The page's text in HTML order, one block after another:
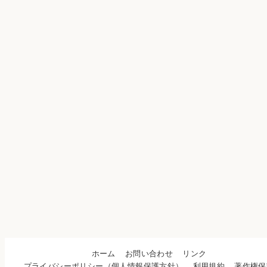
ホーム お問い合わせ
リンク